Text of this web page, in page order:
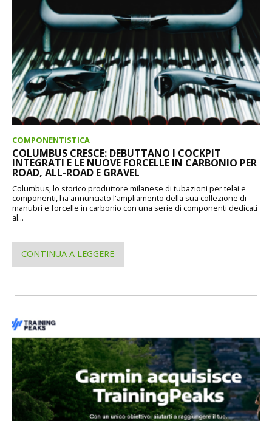
COMPONENTISTICA
COLUMBUS CRESCE: DEBUTTANO I COCKPIT
INTEGRATI E LE NUOVE FORCELLE IN CARBONIO PER
ROAD, ALL-ROAD E GRAVEL
Columbus, lo storico produttore milanese di tubazioni per telai e
componenti, ha annunciato l'ampliamento della sua collezione di
manubri e forcelle in carbonio con una serie di componenti dedicati
al...
CONTINUA A LEGGERE